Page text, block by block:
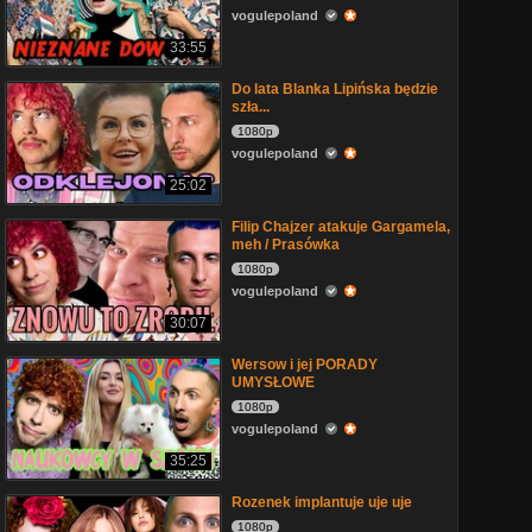
33:55
vogulepoland
25:02
Do lata Blanka Lipińska będzie
szła...
1080p
vogulepoland
30:07
Filip Chajzer atakuje Gargamela,
meh / Prasówka
1080p
vogulepoland
35:25
Wersow i jej PORADY
UMYSŁOWE
1080p
vogulepoland
Rozenek implantuje uje uje
1080p